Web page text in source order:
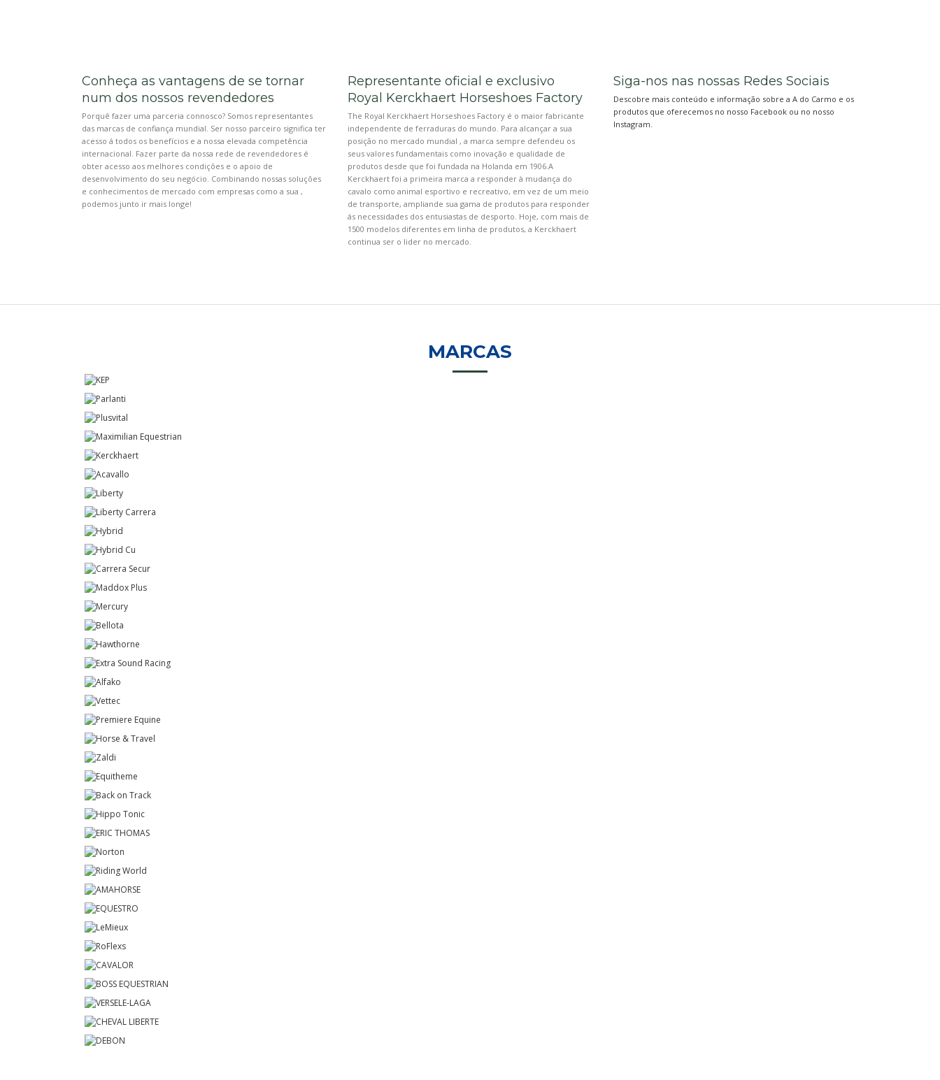
Conheça as vantagens de se tornar
num dos nossos revendedores
Porquê fazer uma parceria connosco? Somos representantes
das marcas de confiança mundial. Ser nosso parceiro significa ter
acesso á todos os benefícios e a nossa elevada competência
internacional. Fazer parte da nossa rede de revendedores é
obter acesso aos melhores condições e o apoio de
desenvolvimento do seu negócio. Combinando nossas soluções
e conhecimentos de mercado com empresas como a sua ,
podemos junto ir mais longe!
Representante oficial e exclusivo
Royal Kerckhaert Horseshoes Factory
The Royal Kerckhaert Horseshoes Factory é o maior fabricante
independente de ferraduras do mundo. Para alcançar a sua
posição no mercado mundial , a marca sempre defendeu os
seus valores fundamentais como inovação e qualidade de
produtos desde que foi fundada na Holanda em 1906.A
Kerckhaert foi a primeira marca a responder à mudança do
cavalo como animal esportivo e recreativo, em vez de um meio
de transporte, ampliande sua gama de produtos para responder
ás necessidades dos entusiastas de desporto. Hoje, com mais de
1500 modelos diferentes em linha de produtos, a Kerckhaert
continua ser o lider no mercado.
Siga-nos nas nossas Redes Sociais
Descobre mais conteúdo e informação sobre a A do Carmo e os
produtos que oferecemos no nosso Facebook ou no nosso
Instagram.
MARCAS